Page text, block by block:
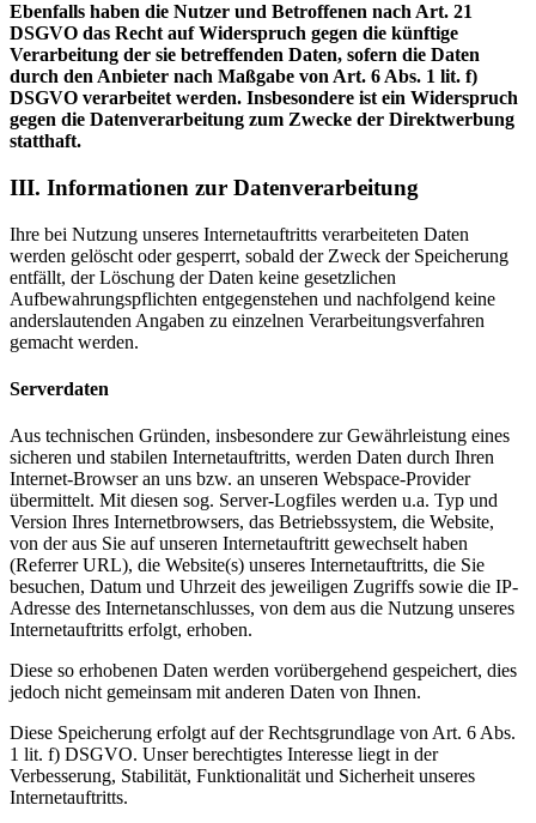
Ebenfalls haben die Nutzer und Betroffenen nach Art. 21
DSGVO das Recht auf Widerspruch gegen die künftige
Verarbeitung der sie betreffenden Daten, sofern die Daten
durch den Anbieter nach Maßgabe von Art. 6 Abs. 1 lit. f)
DSGVO verarbeitet werden. Insbesondere ist ein Widerspruch
gegen die Datenverarbeitung zum Zwecke der Direktwerbung
statthaft.
III. Informationen zur Datenverarbeitung
Ihre bei Nutzung unseres Internetauftritts verarbeiteten Daten
werden gelöscht oder gesperrt, sobald der Zweck der Speicherung
entfällt, der Löschung der Daten keine gesetzlichen
Aufbewahrungspflichten entgegenstehen und nachfolgend keine
anderslautenden Angaben zu einzelnen Verarbeitungsverfahren
gemacht werden.
Serverdaten
Aus technischen Gründen, insbesondere zur Gewährleistung eines
sicheren und stabilen Internetauftritts, werden Daten durch Ihren
Internet-Browser an uns bzw. an unseren Webspace-Provider
übermittelt. Mit diesen sog. Server-Logfiles werden u.a. Typ und
Version Ihres Internetbrowsers, das Betriebssystem, die Website,
von der aus Sie auf unseren Internetauftritt gewechselt haben
(Referrer URL), die Website(s) unseres Internetauftritts, die Sie
besuchen, Datum und Uhrzeit des jeweiligen Zugriffs sowie die IP-
Adresse des Internetanschlusses, von dem aus die Nutzung unseres
Internetauftritts erfolgt, erhoben.
Diese so erhobenen Daten werden vorübergehend gespeichert, dies
jedoch nicht gemeinsam mit anderen Daten von Ihnen.
Diese Speicherung erfolgt auf der Rechtsgrundlage von Art. 6 Abs.
1 lit. f) DSGVO. Unser berechtigtes Interesse liegt in der
Verbesserung, Stabilität, Funktionalität und Sicherheit unseres
Internetauftritts.